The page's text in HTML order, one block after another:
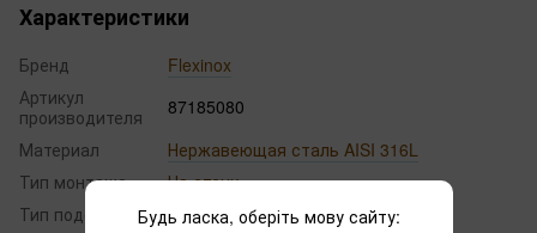
Характеристики
Бренд
Flexinox
Артикул
производителя
87185080
Материал
Нержавеющая сталь AISI 316L
Тип монтажа
На стену
Тип подсветки
Без подсветки
Будь ласка, оберіть мову сайту: